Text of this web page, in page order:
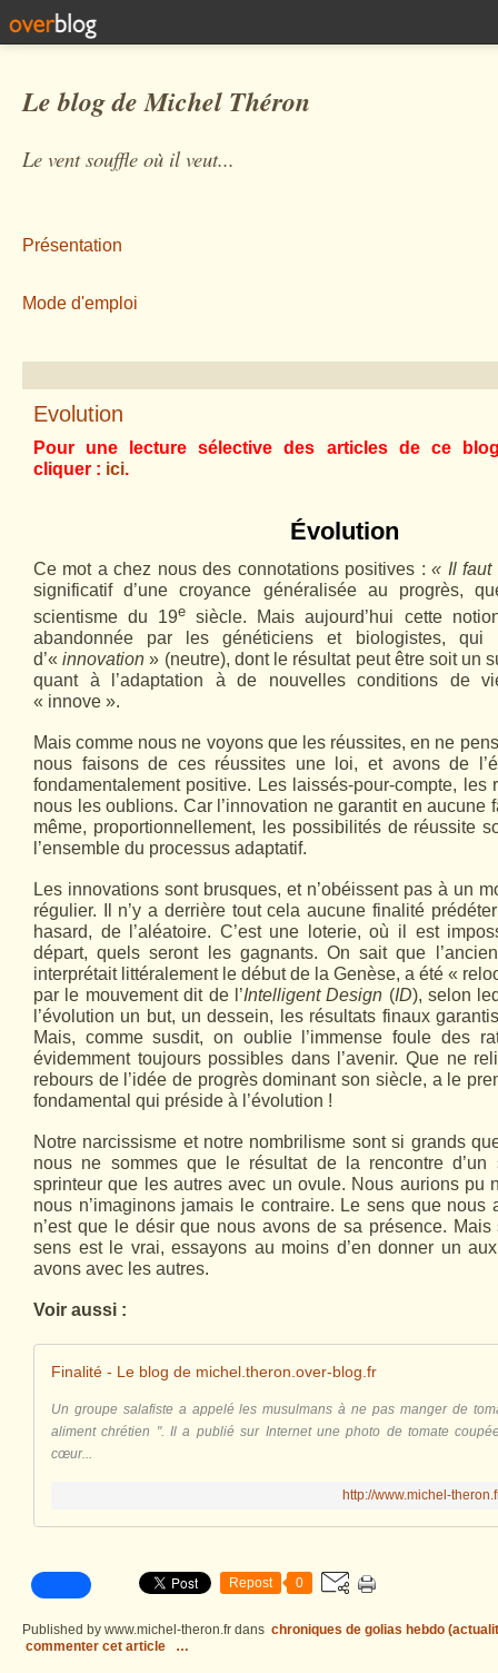
Le blog de Michel Théron
Le vent souffle où il veut...
Présentation
Mode d'emploi
Evolution
Pour une lecture sélective des articles de ce
cliquer : ici.
Évolution
Ce mot a chez nous des connotations positives :« Il faut
significatif d’une croyance généralisée au progrès,
scientisme du 19e siècle. Mais aujourd’hui cette
abandonnée par les généticiens et biologistes, qui
d’«innovation » (neutre), dont le résultat peut être soit un
quant à l’adaptation à de nouvelles conditions de
« innove ».
Mais comme nous ne voyons que les réussites, en ne
nous faisons de ces réussites une loi, et avons de
fondamentalement positive. Les laissés-pour-compte, les
nous les oublions. Car l’innovation ne garantit en aucune
même, proportionnellement, les possibilités de réussite
l’ensemble du processus adaptatif.
Les innovations sont brusques, et n’obéissent pas à un
régulier. Il n’y a derrière tout cela aucune finalité
hasard, de l’aléatoire. C’est une loterie, où il est
départ, quels seront les gagnants. On sait que
interprétait littéralement le début de la Genèse, a été «
par le mouvement dit de l’Intelligent Design (ID), selon
l’évolution un but, un dessein, les résultats finaux
Mais, comme susdit, on oublie l’immense foule des
évidemment toujours possibles dans l’avenir. Que ne
rebours de l’idée de progrès dominant son siècle, a le
fondamental qui préside à l’évolution !
Notre narcissisme et notre nombrilisme sont si grands
nous ne sommes que le résultat de la rencontre d’un
sprinteur que les autres avec un ovule. Nous aurions pu
nous n’imaginons jamais le contraire. Le sens que nous
n’est que le désir que nous avons de sa présence.
sens est le vrai, essayons au moins d’en donner un
avons avec les autres.
Voir aussi :
Finalité - Le blog de michel.theron.over-blog.fr
Un groupe salafiste a appelé les musulmans à ne pas manger de
aliment chrétien ". Il a publié sur Internet une photo de tomate
cœur...
http://www.michel-
Repost 0
Published by www.michel-theron.fr dans chroniques de golias hebdo
commenter cet article
…